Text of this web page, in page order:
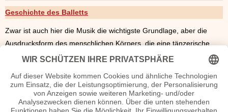
Geschichte des Balletts
Zwar ist auch hier die Musik die wichtigste Grundlage, aber die
Ausdrucksform des menschlichen Körpers, die eine tänzerische
Höchstleistung darstellt, verleiht einem Ballett die eigentliche
Geschichte der Puppentheaters
Kinder sind die favorisierten Zuschauer. Aber das Puppentheater ist